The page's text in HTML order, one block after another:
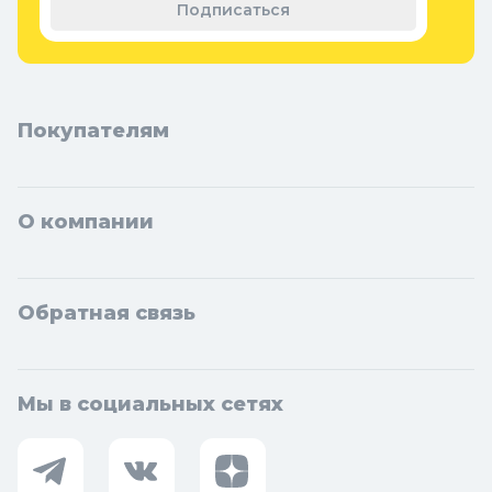
Подписаться
Покупателям
О компании
Обратная связь
Мы в социальных сетях